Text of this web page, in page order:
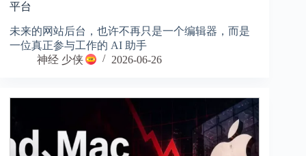
平台
未来的网站后台，也许不再只是一个编辑器，而是
一位真正参与工作的 AI 助手
神经 少侠
2026-06-26